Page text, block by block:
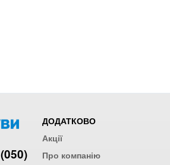
(050)
ДОДАТКОВО
Акції
Про компанію